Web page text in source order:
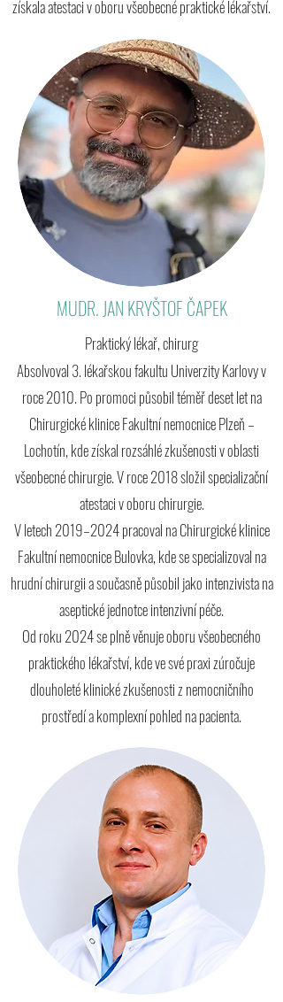
získala atestaci v oboru všeobecné praktické lékařství.
MUDR. JAN KRYŠTOF ČAPEK
Praktický lékař, chirurg
Absolvoval 3. lékařskou fakultu Univerzity Karlovy v
roce 2010. Po promoci působil téměř deset let na
Chirurgické klinice Fakultní nemocnice Plzeň –
Lochotín, kde získal rozsáhlé zkušenosti v oblasti
všeobecné chirurgie. V roce 2018 složil specializační
atestaci v oboru chirurgie.
V letech 2019–2024 pracoval na Chirurgické klinice
Fakultní nemocnice Bulovka, kde se specializoval na
hrudní chirurgii a současně působil jako intenzivista na
aseptické jednotce intenzivní péče.
Od roku 2024 se plně věnuje oboru všeobecného
praktického lékařství, kde ve své praxi zúročuje
dlouholeté klinické zkušenosti z nemocničního
prostředí a komplexní pohled na pacienta.